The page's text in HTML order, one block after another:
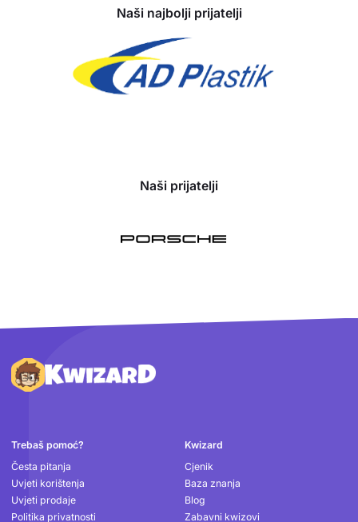
Naši najbolji prijatelji
Naši prijatelji
Podnožje
Trebaš pomoć?
Česta pitanja
Uvjeti korištenja
Uvjeti prodaje
Politika privatnosti
Kwizard
Cjenik
Baza znanja
Blog
Zabavni kwizovi